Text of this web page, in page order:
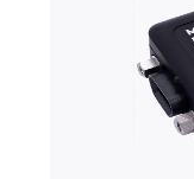
美国HBK（
AHRS (3DM-
是目前最小
AHRS具有完
计、陀螺仪
测量质量的
自适应扩展